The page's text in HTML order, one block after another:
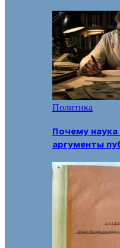
Политика
Почему
аргументы